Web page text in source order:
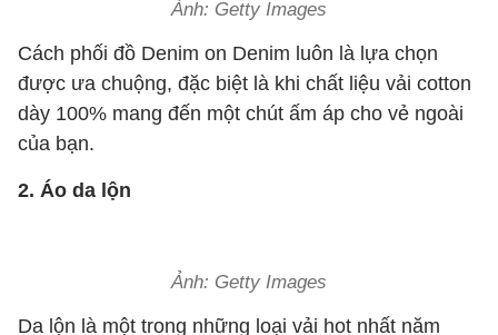
Ảnh: Getty Images
Cách phối đồ Denim on Denim luôn là lựa chọn
được ưa chuộng, đặc biệt là khi chất liệu vải cotton
dày 100% mang đến một chút ấm áp cho vẻ ngoài
của bạn.
2. Áo da lộn
Ảnh: Getty Images
Da lộn là một trong những loại vải hot nhất năm